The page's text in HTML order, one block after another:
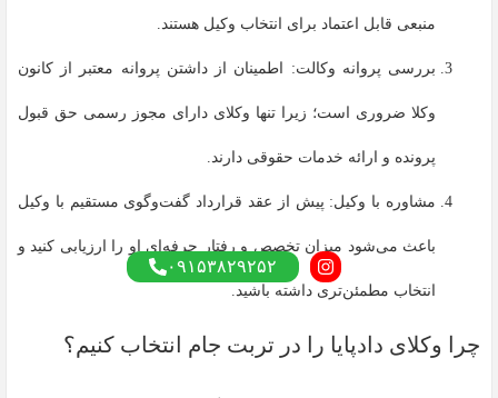
منبعی قابل اعتماد برای انتخاب وکیل هستند.
بررسی پروانه وکالت: اطمینان از داشتن پروانه معتبر از کانون
وکلا ضروری است؛ زیرا تنها وکلای دارای مجوز رسمی حق قبول
پرونده و ارائه خدمات حقوقی دارند.
مشاوره با وکیل: پیش از عقد قرارداد گفت‌وگوی مستقیم با وکیل
باعث می‌شود میزان تخصص و رفتار حرفه‌ای او را ارزیابی کنید و
انتخاب مطمئن‌تری داشته باشید.
چرا وکلای دادپایا را در تربت جام انتخاب کنیم؟
۰۹۱۵۳۸۲۹۲۵۲